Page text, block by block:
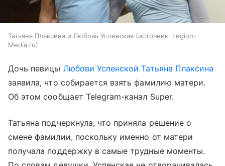
Татьяна Плаксина и Любовь Успенская источник: Legion-
Media.ru
Дочь певицы Любови Успенской Татьяна Плаксина
заявила, что собирается взять фамилию матери.
Об этом сообщает Telegram-канал Super.
Татьяна подчеркнула, что приняла решение о
смене фамилии, поскольку именно от матери
получала поддержку в самые трудные моменты.